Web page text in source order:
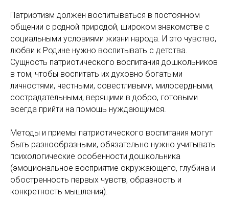
Патриотизм должен воспитываться в постоянном
общении с родной природой, широком знакомстве с
социальными условиями жизни народа. И это чувство,
любви к Родине нужно воспитывать с детства.
Сущность патриотического воспитания дошкольников
в том, чтобы воспитать их духовно богатыми
личностями, честными, совестливыми, милосердными,
сострадательными, верящими в добро, готовыми
всегда прийти на помощь нуждающимся.
Методы и приемы патриотического воспитания могут
быть разнообразными, обязательно нужно учитывать
психологические особенности дошкольника
(эмоциональное восприятие окружающего, глубина и
обостренность первых чувств, образность и
конкретность мышления).